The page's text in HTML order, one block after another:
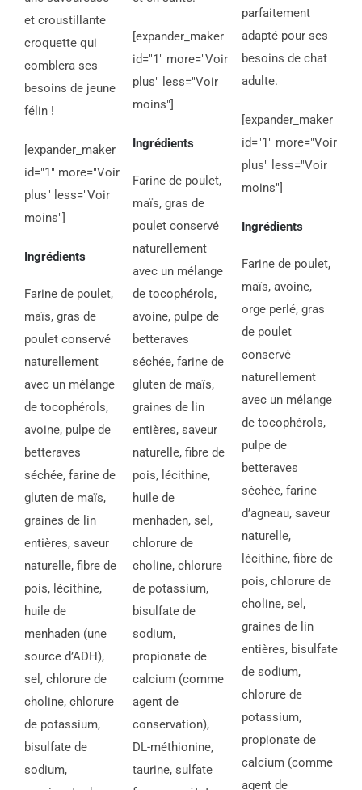
et croustillante
croquette qui
comblera ses
besoins de jeune
félin !
[expander_maker
id="1" more="Voir
plus" less="Voir
moins"]
Ingrédients
Farine de poulet,
maïs, gras de
poulet conservé
naturellement
avec un mélange
de tocophérols,
avoine, pulpe de
betteraves
séchée, farine de
gluten de maïs,
graines de lin
entières, saveur
naturelle, fibre de
pois, lécithine,
huile de
menhaden (une
source d’ADH),
sel, chlorure de
choline, chlorure
de potassium,
bisulfate de
sodium,
[expander_maker
id="1" more="Voir
plus" less="Voir
moins"]
Ingrédients
Farine de poulet,
maïs, gras de
poulet conservé
naturellement
avec un mélange
de tocophérols,
avoine, pulpe de
betteraves
séchée, farine de
gluten de maïs,
graines de lin
entières, saveur
naturelle, fibre de
pois, lécithine,
huile de
menhaden, sel,
chlorure de
choline, chlorure
de potassium,
bisulfate de
sodium,
propionate de
calcium (comme
agent de
conservation),
DL-méthionine,
taurine, sulfate
parfaitement
adapté pour ses
besoins de chat
adulte.
[expander_maker
id="1" more="Voir
plus" less="Voir
moins"]
Ingrédients
Farine de poulet,
maïs, avoine,
orge perlé, gras
de poulet
conservé
naturellement
avec un mélange
de tocophérols,
pulpe de
betteraves
séchée, farine
d’agneau, saveur
naturelle,
lécithine, fibre de
pois, chlorure de
choline, sel,
graines de lin
entières, bisulfate
de sodium,
chlorure de
potassium,
propionate de
calcium (comme
agent de